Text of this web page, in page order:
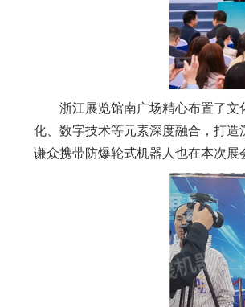
浙江展览馆南广场精心布置了
化、数字技术等元素深度融合，打
谦众携带防爆轮式机器人也在本次展